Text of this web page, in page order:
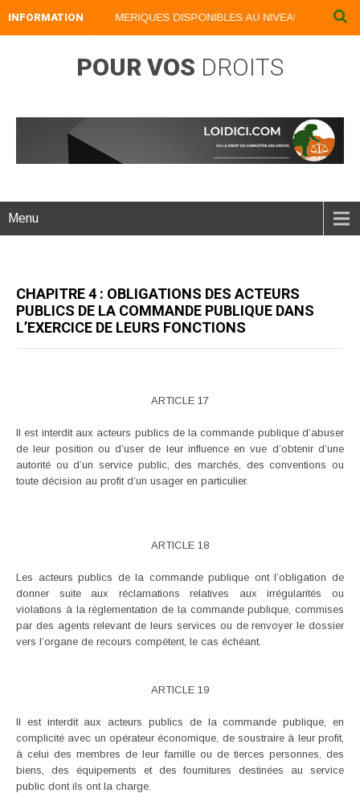
INFORMATION
NOS LIVRES NUMERIQUES DISPONIBLES AU NIVEAU DU MENU
POUR VOS DROITS
Menu
CHAPITRE 4 : OBLIGATIONS DES ACTEURS
PUBLICS DE LA COMMANDE PUBLIQUE DANS
L’EXERCICE DE LEURS FONCTIONS
ARTICLE 17
Il est interdit aux acteurs publics de la commande publique d’abuser
de leur position ou d’user de leur influence en vue d’obtenir d’une
autorité ou d’un service public, des marchés, des conventions ou
toute décision au profit d’un usager en particulier.
ARTICLE 18
Les acteurs publics de la commande publique ont l’obligation de
donner suite aux réclamations relatives aux irrégularités ou
violations à la réglementation de la commande publique, commises
par des agents relevant de leurs services ou de renvoyer le dossier
vers l’organe de recours compétent, le cas échéant.
ARTICLE 19
Il est interdit aux acteurs publics de la commande publique, en
complicité avec un opérateur économique, de soustraire à leur profit,
à celui des membres de leur famille ou de tierces personnes, des
biens, des équipements et des fournitures destinées au service
public dont ils ont la charge.